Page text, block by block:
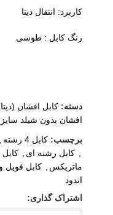
کاربرد: انتقال دیتا
رنگ کابل : طوسی
دسته: کابل افشان
افشان بدون شیلد سایز 24AWG
برچسب: کابل 4 رشته ,
, کابل رشته ای ,
ماتریکس , کابل فویل
اندود
اشتراک گذاری: